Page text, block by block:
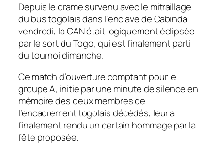
Depuis le drame survenu avec le mitraillage
du bus togolais dans l’enclave de Cabinda
vendredi, la CAN était logiquement éclipsée
par le sort du Togo, qui est finalement parti
du tournoi dimanche.
Ce match d’ouverture comptant pour le
groupe A, initié par une minute de silence en
mémoire des deux membres de
l’encadrement togolais décédés, leur a
finalement rendu un certain hommage par la
fête proposée.